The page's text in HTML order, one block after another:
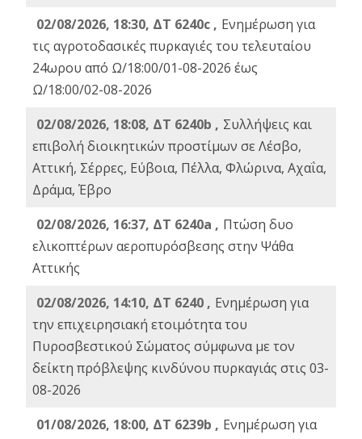
02/08/2026, 18:30, ΔΤ 6240c , Ενημέρωση για
τις αγροτοδασικές πυρκαγιές του τελευταίου
24ωρου από Ω/18:00/01-08-2026 έως
Ω/18:00/02-08-2026
02/08/2026, 18:08, ΔΤ 6240b , Συλλήψεις και
επιβολή διοικητικών προστίμων σε Λέσβο,
Αττική, Σέρρες, Εύβοια, Πέλλα, Φλώρινα, Αχαΐα,
Δράμα, Έβρο
02/08/2026, 16:37, ΔΤ 6240a , Πτώση δυο
ελικοπτέρων αεροπυρόσβεσης στην Ψάθα
Αττικής
02/08/2026, 14:10, ΔΤ 6240 , Ενημέρωση για
την επιχειρησιακή ετοιμότητα του
Πυροσβεστικού Σώματος σύμφωνα με τον
δείκτη πρόβλεψης κινδύνου πυρκαγιάς στις 03-
08-2026
01/08/2026, 18:00, ΔΤ 6239b , Ενημέρωση για